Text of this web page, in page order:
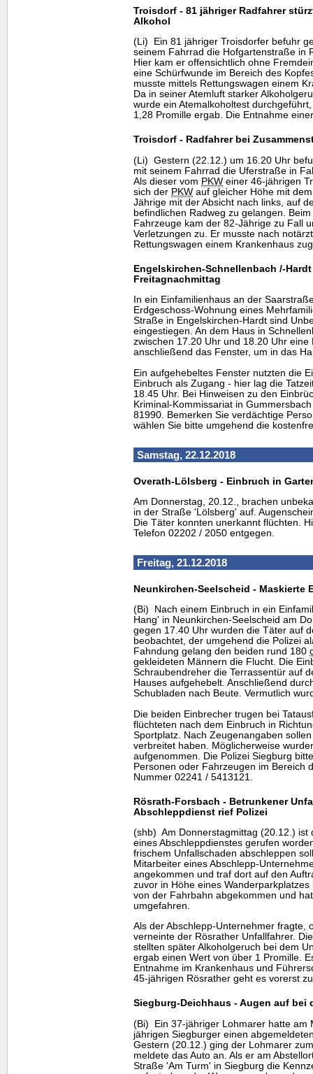
Troisdorf - 81 jähriger Radfahrer
Alkohol
(Li) Ein 81 jähriger Troisdorfer befuhr
seinem Fahrrad die Hofgartenstraße in
Hier kam er offensichtlich ohne
eine Schürfwunde im Bereich des
musste mittels Rettungswagen einem
Da in seiner Atemluft starker
wurde ein Atemalkoholtest
1,28 Promille ergab. Die Entnahme
Troisdorf - Radfahrer bei
(Li) Gestern (22.12.) um 16.20 Uhr
mit seinem Fahrrad die Uferstraße in
Als dieser vom PKW einer 46-jährigen
sich der PKW auf gleicher Höhe mit
Jährige mit der Absicht nach links, auf
befindlichen Radweg zu gelangen.
Fahrzeuge kam der 82-Jährige zu Fall
Verletzungen zu. Er musste nach
Rettungswagen einem Krankenhaus
Engelskirchen-Schnellenbach /-
Freitagnachmittag
In ein Einfamilienhaus an der
Erdgeschoss-Wohnung eines
Straße in Engelskirchen-Hardt sind
eingestiegen. An dem Haus in
zwischen 17.20 Uhr und 18.20 Uhr
anschließend das Fenster, um in das
Ein aufgehebeltes Fenster nutzten die
Einbruch als Zugang - hier lag die
18.45 Uhr. Bei Hinweisen zu den
Kriminal-Kommissariat in
81990. Bemerken Sie verdächtige
wählen Sie bitte umgehend die
Samstag, 22.12.2018
Overath-Lölsberg - Einbruch in
Am Donnerstag, 20.12., brachen
in der Straße 'Lölsberg' auf.
Die Täter konnten unerkannt flüchten.
Telefon 02202 / 2050 entgegen.
Freitag, 21.12.2018
Neunkirchen-Seelscheid - Maskierte
(Bi) Nach einem Einbruch in ein
Hang' in Neunkirchen-Seelscheid am
gegen 17.40 Uhr wurden die Täter auf
beobachtet, der umgehend die Polizei
Fahndung gelang den beiden rund 180
gekleideten Männern die Flucht. Die
Schraubendreher die Terrassentür auf
Hauses aufgehebelt. Anschließend
Schubladen nach Beute. Vermutlich
Die beiden Einbrecher trugen bei
flüchteten nach dem Einbruch in
Sportplatz. Nach Zeugenangaben
verbreitet haben. Möglicherweise
aufgenommen. Die Polizei Siegburg
Personen oder Fahrzeugen im Bereich
Nummer 02241 / 5413121.
Rösrath-Forsbach - Betrunkener
Abschleppdienst rief Polizei
(shb) Am Donnerstagmittag (20.12.) ist
eines Abschleppdienstes gerufen
frischem Unfallschaden abschleppen
Mitarbeiter eines Abschlepp-
angekommen und traf dort auf den
zuvor in Höhe eines
von der Fahrbahn abgekommen und
umgefahren.
Als der Abschlepp-Unternehmer fragte,
verneinte der Rösrather Unfallfahrer.
stellten später Alkoholgeruch bei dem
ergab einen Wert von über 1 Promille.
Entnahme im Krankenhaus und
45-jährigen Rösrather geht es vorerst
Siegburg-Deichhaus - Augen auf bei
(Bi) Ein 37-jähriger Lohmarer hatte am
jährigen Siegburger einen
Gestern (20.12.) ging der Lohmarer
meldete das Auto an. Als er am
Straße 'Am Turm' in Siegburg die